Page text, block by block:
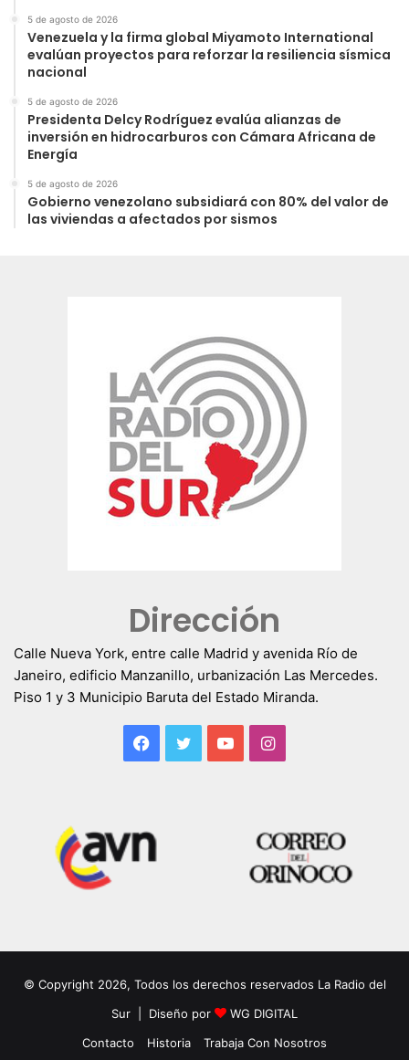
5 de agosto de 2026
Venezuela y la firma global Miyamoto International
evalúan proyectos para reforzar la resiliencia sísmica
nacional
5 de agosto de 2026
Presidenta Delcy Rodríguez evalúa alianzas de
inversión en hidrocarburos con Cámara Africana de
Energía
5 de agosto de 2026
Gobierno venezolano subsidiará con 80% del valor de
las viviendas a afectados por sismos
Dirección
Calle Nueva York, entre calle Madrid y avenida Río de
Janeiro, edificio Manzanillo, urbanización Las Mercedes.
Piso 1 y 3 Municipio Baruta del Estado Miranda.
Facebook
TwitterYouTubeInstagram
© Copyright 2026, Todos los derechos reservados La Radio del
Sur | Diseño por
WG DIGITAL
Contacto
Historia Trabaja Con Nosotros